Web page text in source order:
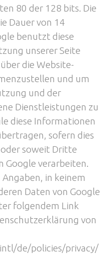
80 der 128 bits. Die
Dauer von 14
benutzt diese
unserer Seite
die Website-
und um
und der
Dienstleistungen zu
diese Informationen
sofern dies
soweit Dritte
Google verarbeiten.
in keinem
Daten von Google
folgendem Link
von
de/policies/privacy/